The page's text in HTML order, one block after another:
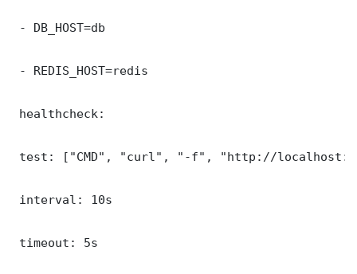
- DB_HOST=db
- REDIS_HOST=redis
healthcheck:
test: ["CMD", "curl", "-f", "http://
interval: 10s
timeout: 5s